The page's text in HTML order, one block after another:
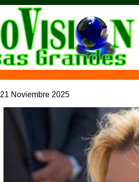
21 Noviembre 2025